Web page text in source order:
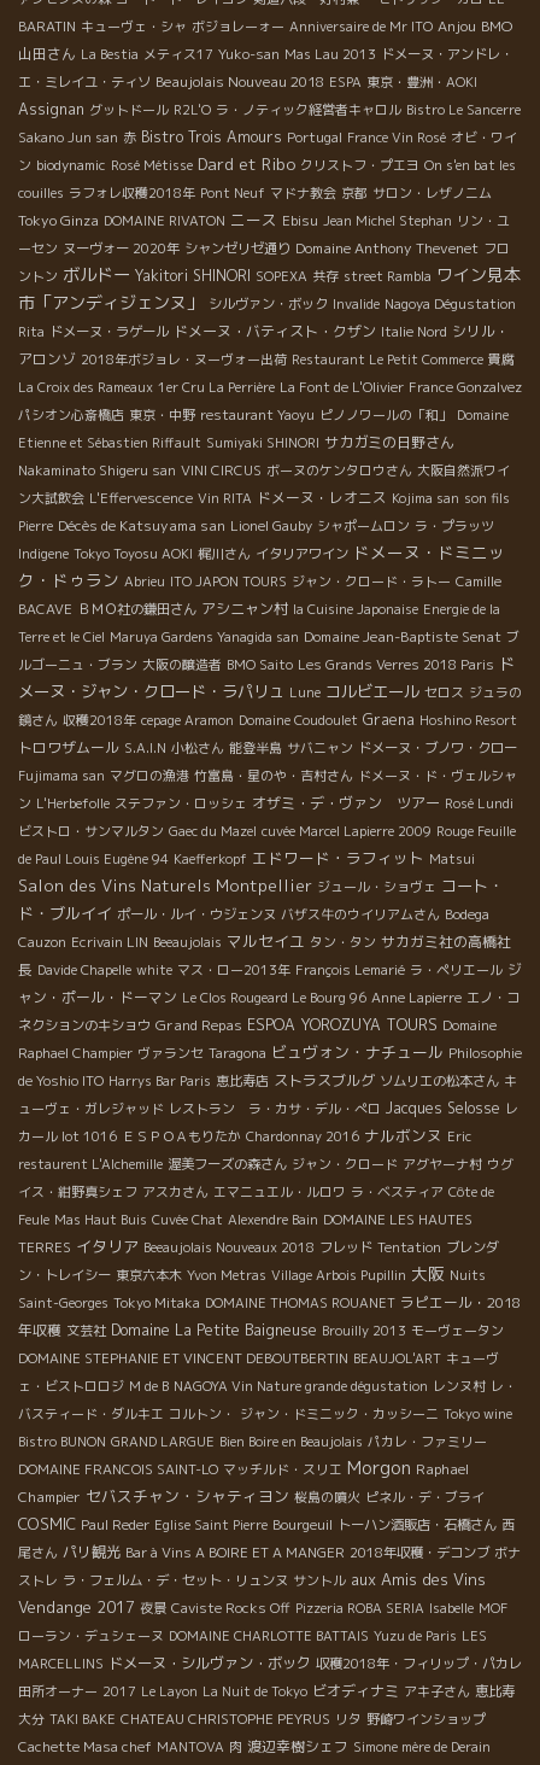
BARATIN キューヴェ・シャ ボジョレーォー Anniversaire de Mr ITO Anjou BMO
山田さん La Bestia メティス17 Yuko-san Mas Lau 2013 ドメーヌ・アンドレ・
エ・ミレイユ・ティソ Beaujolais Nouveau 2018 ESPA 東京・豊洲・AOKI
Assignan グットドール R2L'O ラ・ノティック経営者キャロル Bistro Le Sancerre
Sakano Jun san 赤 Bistro Trois Amours Portugal France Vin Rosé オビ・ワイ
ン biodynamic Rosé Métisse Dard et Ribo クリストフ・プエヨ On s'en bat les
couilles ラフォレ収穫2018年 Pont Neuf マドナ教会 京都 サロン・レザノニム
Tokyo Ginza DOMAINE RIVATON ニース Ebisu Jean Michel Stephan リン・ユ
ーセン ヌーヴォー 2020年 シャンゼリゼ通り Domaine Anthony Thevenet フロ
ントン ボルドー Yakitori SHINORI SOPEXA 共存 street Rambla ワイン見本
市「アンディジェンヌ」
シルヴァン・ボック Invalide Nagoya Dégustation
Rita ドメーヌ・ラゲール ドメーヌ・バティスト・クザン Italie Nord シリル・
アロンゾ 2018年ボジョレ・ヌーヴォー出荷 Restaurant Le Petit Commerce 貴腐
La Croix des Rameaux 1er Cru La Perrière La Font de L'Olivier France Gonzalvez
パシオン心斎橋店 東京・中野 restaurant Yaoyu ピノノワールの「和」
Domaine
Etienne et Sébastien Riffault Sumiyaki SHINORI サカガミの日野さん
Nakaminato Shigeru san VINI CIRCUS ボーヌのケンタロウさん 大阪自然派ワイ
ン大試飲会 L'Effervescence Vin RITA ドメーヌ・レオニス Kojima san son fils
Pierre Décès de Katsuyama san Lionel Gauby シャポームロン ラ・プラッツ
Indigene Tokyo Toyosu AOKI 梶川さん イタリアワイン ドメーヌ・ドミニッ
ク・ドゥラン Abrieu ITO JAPON TOURS ジャン・クロード・ラトー Camille
BACAVE ＢＭＯ社の鎌田さん アシニャン村 la Cuisine Japonaise Energie de la
Terre et le Ciel Maruya Gardens Yanagida san Domaine Jean-Baptiste Senat ブ
ルゴーニュ・ブラン 大阪の醸造者 BMO Saito Les Grands Verres 2018 Paris ド
メーヌ・ジャン・クロード・ラパリュ Lune コルビエール セロス ジュラの
鏡さん 収穫2018年 cepage Aramon Domaine Coudoulet Graena Hoshino Resort
トロワザムール S.A.I.N 小松さん 能登半島 サバニャン ドメーヌ・ブノワ・クロー
Fujimama san マグロの漁港 竹富島・星のや・吉村さん ドメーヌ・ド・ヴェルシャ
ン L'Herbefolle ステファン・ロッシェ オザミ・デ・ヴァン ツアー Rosé Lundi
ビストロ・サンマルタン Gaec du Mazel cuvée Marcel Lapierre 2009 Rouge Feuille
de Paul Louis Eugène 94 Kaefferkopf エドワード・ラフィット Matsui
Salon des Vins Naturels Montpellier ジュール・ショヴェ コート・
ド・ブルイイ ポール・ルイ・ウジェンヌ バザス牛のウイリアムさん Bodega
Cauzon Ecrivain LIN Beeaujolais マルセイユ タン・タン サカガミ社の高橋社
長 Davide Chapelle white マス・ロー2013年 François Lemarié ラ・ペリエール ジ
ャン・ポール・ドーマン Le Clos Rougeard Le Bourg 96 Anne Lapierre エノ・コ
ネクションのキショウ Grand Repas ESPOA YOROZUYA TOURS Domaine
Raphael Champier ヴァランセ Taragona ビュヴォン・ナチュール Philosophie
de Yoshio ITO Harrys Bar Paris 恵比寿店 ストラスブルグ ソムリエの松本さん キ
ューヴェ・ガレジャッド レストラン ラ・カサ・デル・ぺロ Jacques Selosse レ
カール lot 1016 ＥＳＰＯＡもりたか Chardonnay 2016 ナルボンヌ Eric
restaurent L'Alchemille 渥美フーズの森さん ジャン・クロード アグヤーナ村 ウグ
イス・紺野真シェフ アスカさん エマニュエル・ルロワ ラ・ベスティア Côte de
Feule Mas Haut Buis Cuvée Chat Alexendre Bain DOMAINE LES HAUTES
TERRES イタリア Beeaujolais Nouveaux 2018 フレッド Tentation ブレンダ
ン・トレイシー 東京六本木 Yvon Metras Village Arbois Pupillin 大阪 Nuits
Saint-Georges Tokyo Mitaka DOMAINE THOMAS ROUANET ラピエール・2018
年収穫 文芸社 Domaine La Petite Baigneuse Brouilly 2013 モーヴェータン
DOMAINE STEPHANIE ET VINCENT DEBOUTBERTIN BEAUJOL'ART キューヴ
ェ・ビストロロジ M de B NAGOYA Vin Nature grande dégustation レンヌ村 レ・
バスティード・ダルキエ コルトン・ ジャン・ドミニック・カッシーニ Tokyo wine
Bistro BUNON GRAND LARGUE Bien Boire en Beaujolais パカレ・ファミリー
DOMAINE FRANCOIS SAINT-LO マッチルド・スリエ Morgon Raphael
Champier セバスチャン・シャティヨン 桜島の噴火 ピネル・デ・ブライ
COSMIC Paul Reder Eglise Saint Pierre Bourgeuil トーハン酒販店・石橋さん 西
尾さん パリ観光 Bar à Vins A BOIRE ET A MANGER 2018年収穫・デコンブ ボナ
ストレ ラ・フェルム・デ・セット・リュンヌ サントル aux Amis des Vins
Vendange 2017 夜景 Caviste Rocks Off Pizzeria ROBA SERIA Isabelle MOF
ローラン・デュシェーヌ DOMAINE CHARLOTTE BATTAIS Yuzu de Paris LES
MARCELLINS ドメーヌ・シルヴァン・ボック 収穫2018年・フィリップ・パカレ
田所オーナー 2017 Le Layon La Nuit de Tokyo ビオディナミ アキ子さん 恵比寿
大分 TAKI BAKE CHATEAU CHRISTOPHE PEYRUS リタ 野崎ワインショップ
Cachette Masa chef MANTOVA 肉 渡辺幸樹シェフ Simone mère de Derain